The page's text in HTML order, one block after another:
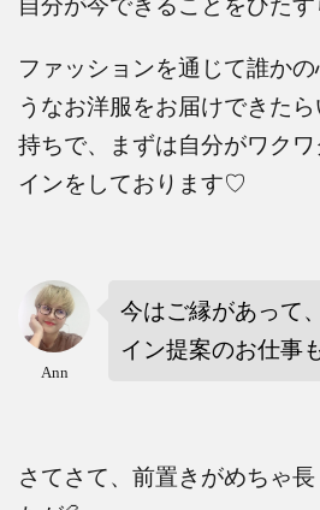
自分が今できることをひたす
ファッションを通じて誰か
うなお洋服をお届けできた
持ちで、まずは自分がワク
インをしております♡
Ann
今はご縁があって、
イン提案のお仕事
さてさて、前置きがめちゃ